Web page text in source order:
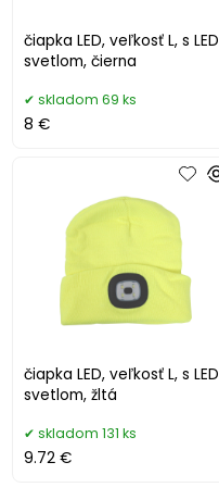
čiapka LED, veľkosť L, s LED
svetlom, čierna
skladom 69 ks
8 €
čiapka LED, veľkosť L, s LED
svetlom, žltá
skladom 131 ks
9.72 €